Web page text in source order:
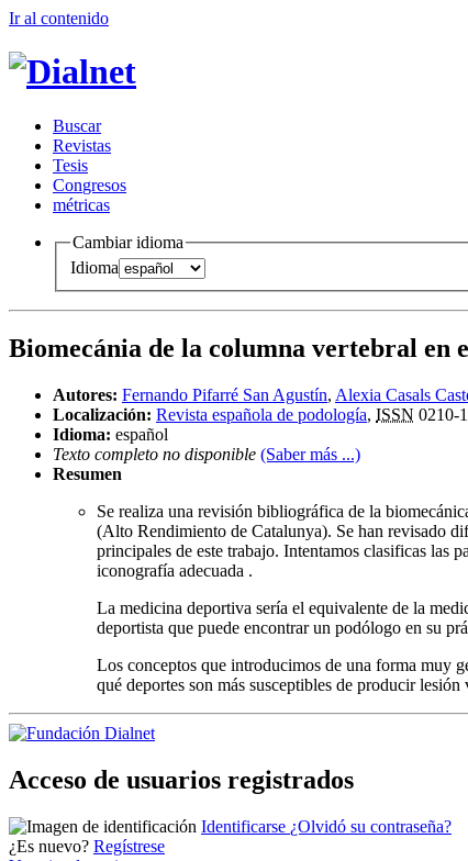
Ir al contenido
Buscar
Revistas
Tesis
Congresos
métricas
Cambiar idioma
Idioma
Biomecánia de la columna vertebral en
Autores: Fernando Pifarré San Agustín, Alexia Casals
Localización: Revista española de podología, ISSN 0210-
Idioma: español
Texto completo no disponible (Saber más ...)
Resumen
Se realiza una revisión bibliográfica de la
(Alto Rendimiento de Catalunya). Se han revisado
principales de este trabajo. Intentamos clasificas las
iconografía adecuada .
La medicina deportiva sería el equivalente de la
deportista que puede encontrar un podólogo en su
Los conceptos que introducimos de una forma muy
qué deportes son más susceptibles de producir
Acceso de usuarios registrados
Identificarse ¿Olvidó su contraseña?
¿Es nuevo? Regístrese